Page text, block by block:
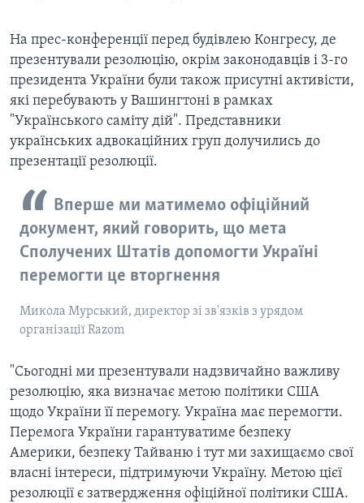
На прес-конференції перед будівлею Конгресу, де
презентували резолюцію, окрім законодавців і 3-го
президента України були також присутні активісти,
які перебувають у Вашингтоні в рамках
"Українського саміту дій". Представники
українських адвокаційних груп долучились до
презентації резолюції.
Вперше ми матимемо офіційний
документ, який говорить, що мета
Сполучених Штатів допомогти Україні
перемогти це вторгнення
Микола Мурський, директор зі зв'язків з урядом
організації Razom
"Сьогодні ми презентували надзвичайно важливу
резолюцію, яка визначає метою політики США
щодо України її перемогу. Україна має перемогти.
Перемога України гарантуватиме безпеку
Америки, безпеку Тайваню і тут ми захищаємо свої
власні інтереси, підтримуючи Україну. Метою цієї
резолюції є затвердження офіційної політики США.